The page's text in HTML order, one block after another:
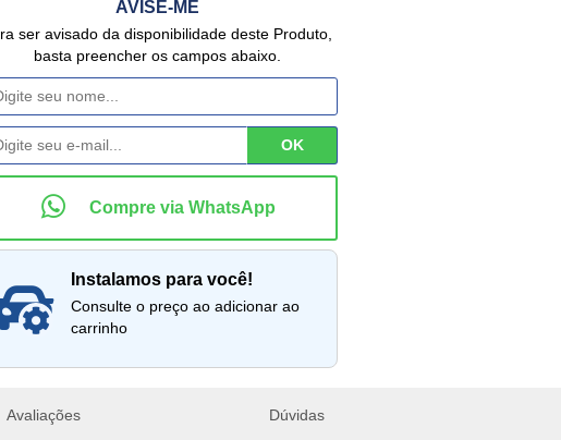
AVISE-ME
basta preencher os campos abaixo.
instalamos para você!
Consulte o preço ao adicionar ao
carrinho
Avaliações Dúvidas